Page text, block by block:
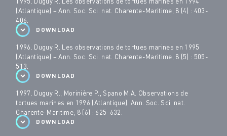
1995. Duguy R. Les observations de tortues marines en 1994
(Atlantique) – Ann. Soc. Sci. nat. Charente-Maritime, 8 (4) : 403-
406.
DOWNLOAD
1996. Duguy R. Les observations de tortues marines en 1995
(Atlantique) – Ann. Soc. Sci. nat. Charente-Maritime, 8 (5) : 505-
513.
DOWNLOAD
1997. Duguy R., Morinière P., Spano M.A. Observations de
tortues marines en 1996 (Atlantique). Ann. Soc. Sci. nat.
Charente-Maritime, 8 (6) : 625-632.
DOWNLOAD